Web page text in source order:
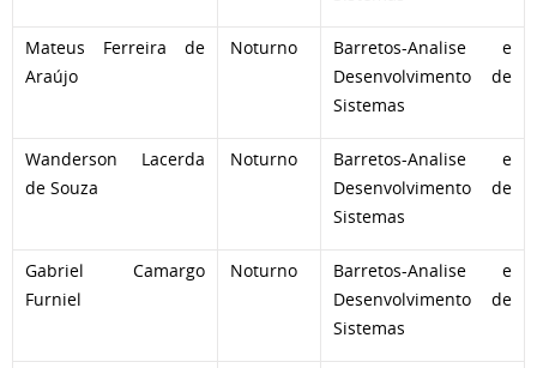
Mateus Ferreira de
Araújo
Noturno
Barretos-Analise e
Desenvolvimento de
Sistemas
Wanderson Lacerda
de Souza
Noturno
Barretos-Analise e
Desenvolvimento de
Sistemas
Gabriel Camargo
Furniel
Noturno
Barretos-Analise e
Desenvolvimento de
Sistemas